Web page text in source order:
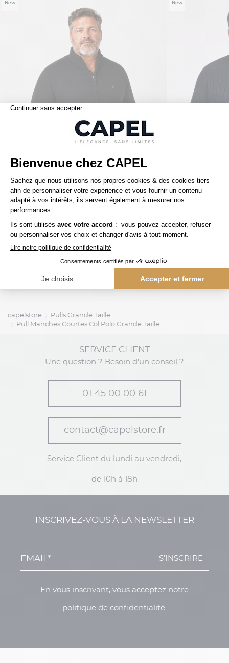
New
Cardigan Zippé Col Camionneur Grande Taille Noir
149,00 €
New
tommy hilfiger
capelstore
Pulls Grande Taille
Pull Manches Courtes Col Polo Grande Taille
SERVICE CLIENT
Une question ? Besoin d'un conseil ?
01 45 00 00 61
contact@capelstore.fr
Service Client du lundi au vendredi,
de 10h à 18h
INSCRIVEZ-VOUS À LA NEWSLETTER
S'INSCRIRE
En vous inscrivant, vous acceptez notre
politique de confidentialité.